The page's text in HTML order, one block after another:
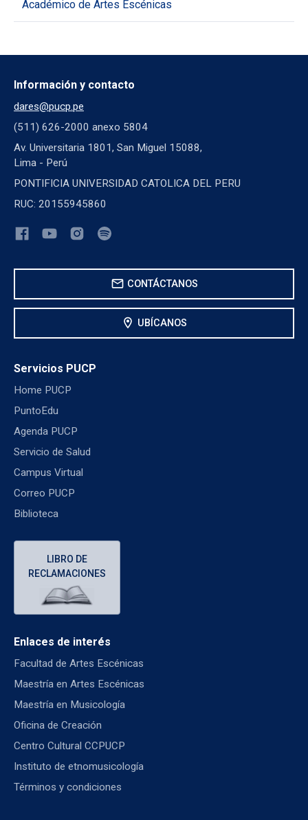
Académico de Artes Escénicas
Información y contacto
dares@pucp.pe
(511) 626-2000 anexo 5804
Av. Universitaria 1801, San Miguel 15088,
Lima - Perú
PONTIFICIA UNIVERSIDAD CATOLICA DEL PERU
RUC: 20155945860
mail CONTÁCTANOS
location_on UBÍCANOS
Servicios PUCP
Home PUCP
PuntoEdu
Agenda PUCP
Servicio de Salud
Campus Virtual
Correo PUCP
Biblioteca
LIBRO DE
RECLAMACIONES
Enlaces de interés
Facultad de Artes Escénicas
Maestría en Artes Escénicas
Maestría en Musicología
Oficina de Creación
Centro Cultural CCPUCP
Instituto de etnomusicología
Términos y condiciones